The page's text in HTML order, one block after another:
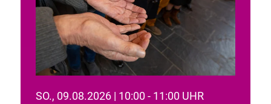
SO., 09.08.2026 | 10:00 - 11:00 UHR